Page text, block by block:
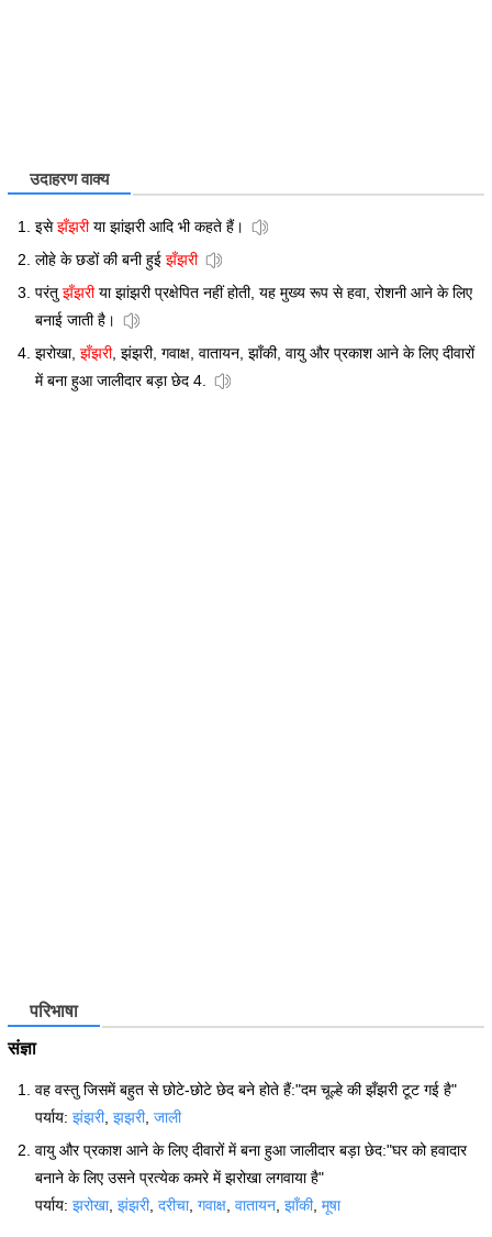
उदाहरण वाक्य
इसेझँझरीया झांझरी आदि भी कहते हैं।
लोहे के छडों की बनी हुई झँझरी
परंतु झँझरीया झांझरी प्रक्षेपित नहीं होती, यह मुख्य रूप से हवा, रोशनी आने के लिए
बनाई जाती है।
झरोखा, झँझरी, झंझरी, गवाक्ष, वातायन, झाँकी, वायु और प्रकाश आने के लिए दीवारों
में बना हुआ जालीदार बड़ा छेद 4.
परिभाषा
संज्ञा
वह वस्तु जिसमें बहुत से छोटे-छोटे छेद बने होते हैं:"दम चूल्हे की झँझरी टूट गई है"
पर्याय: झंझरी, झझरी, जाली
वायु और प्रकाश आने के लिए दीवारों में बना हुआ जालीदार बड़ा छेद:"घर को हवादार
बनाने के लिए उसने प्रत्येक कमरे में झरोखा लगवाया है"
पर्याय: झरोखा, झंझरी, दरीचा, गवाक्ष, वातायन, झाँकी, मूषा